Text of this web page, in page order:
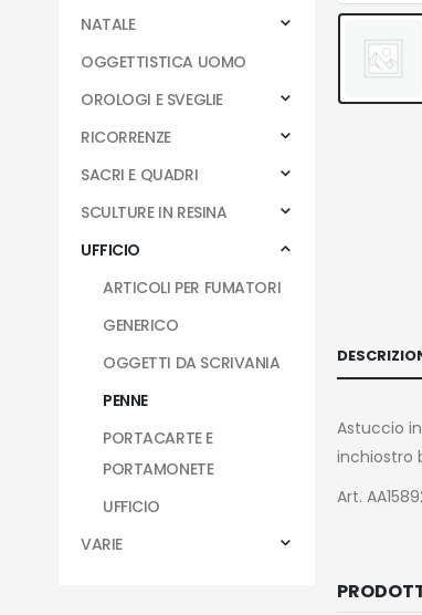
Astuccio
inchiostro
Art.
NATALE
OGGETTISTICA UOMO
OROLOGI E SVEGLIE
RICORRENZE
SACRI E QUADRI
SCULTURE IN RESINA
UFFICIO
ARTICOLI PER FUMATORI
GENERICO
OGGETTI DA SCRIVANIA
PENNE
PORTACARTE E
PORTAMONETE
UFFICIO
VARIE